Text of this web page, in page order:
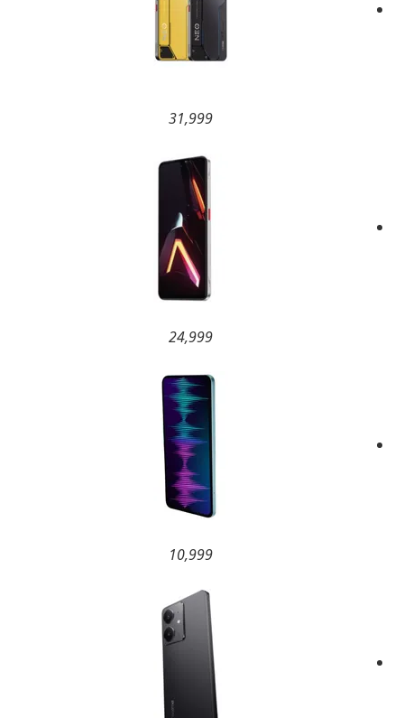
31,999
24,999
10,999